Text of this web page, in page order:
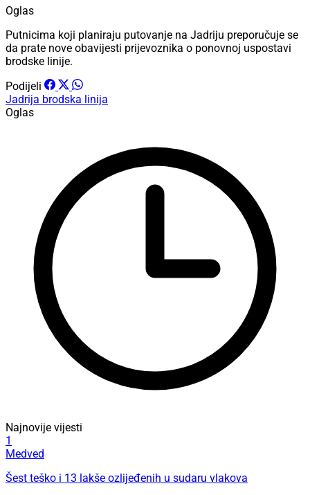
Oglas
Putnicima koji planiraju putovanje na Jadriju preporučuje se
da prate nove obavijesti prijevoznika o ponovnoj uspostavi
brodske linije.
Podijeli
Jadrija brodska linija
Oglas
Najnovije vijesti
1
Medved
Šest teško i 13 lakše ozlijeđenih u sudaru vlakova